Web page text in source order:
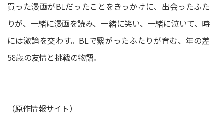
買った漫画がBLだったことをきっかけに、出会ったふた
りが、一緒に漫画を読み、一緒に笑い、一緒に泣いて、時
には激論を交わす。BLで繋がったふたりが育む、年の差
58歳の友情と挑戦の物語。
（原作情報サイト）